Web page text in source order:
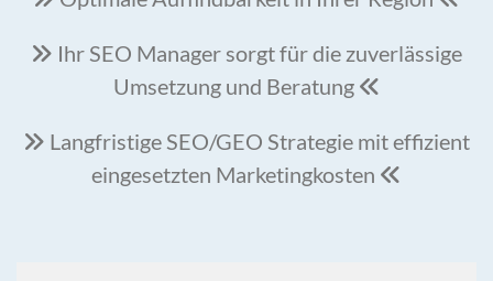
 Ihr SEO Manager sorgt für die zuverlässige
Umsetzung und Beratung 
 Langfristige SEO/GEO Strategie mit effizient
eingesetzten Marketingkosten 